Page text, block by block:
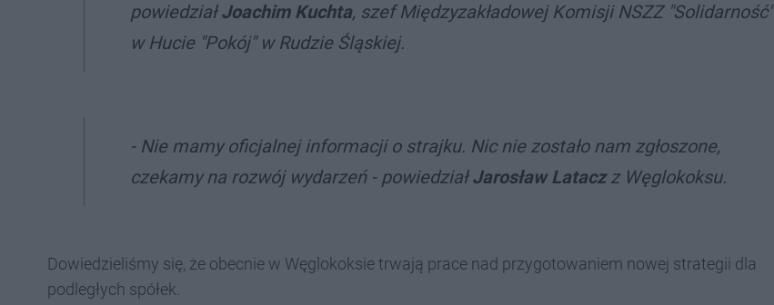
powiedziałJoachim Kuchta, szef Międzyzakładowej Komisji NSZZ "Solidarność"
w Hucie "Pokój" w Rudzie Śląskiej.
- Nie mamy oficjalnej informacji o strajku. Nic nie zostało nam zgłoszone,
czekamy na rozwój wydarzeń - powiedziałJarosław Lataczz Węglokoksu.
Dowiedzieliśmy się, że obecnie w Węglokoksie trwają prace nad przygotowaniem nowej strategii dla
podległych spółek.